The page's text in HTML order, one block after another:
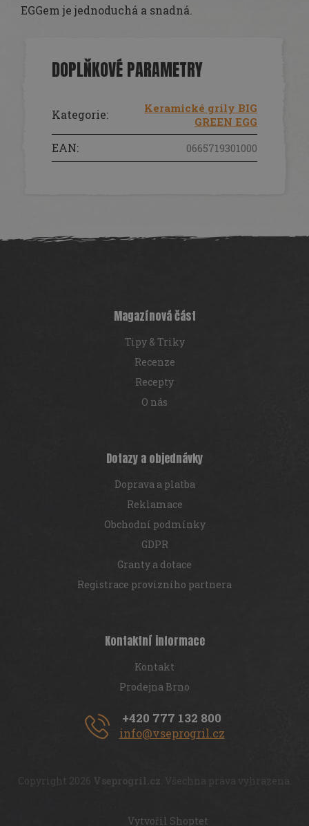
EGGem je jednoduchá a snadná.
DOPLŇKOVÉ PARAMETRY
Kategorie:
Keramické grily BIG
GREEN EGG
EAN: 0665719301000
á
Magazínová část
Tipy & Triky
Recenze
Recepty
O nás
Dotazy a objednávky
Doprava a platba
Reklamace
Obchodní podmínky
GDPR
Granty a dotace
Registrace provizního partnera
Kontaktní informace
Kontakt
Prodejna Brno
+420 777 132 800
info@vseprogril.cz
Vytvořil Shoptet
Copyright 2026 Vseprogril.cz . Všechna práva vyhrazena.